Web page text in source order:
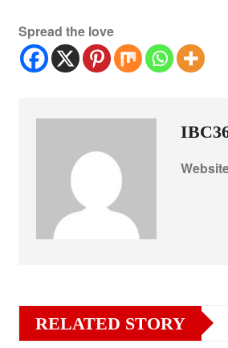
Spread the love
RELATED STORY